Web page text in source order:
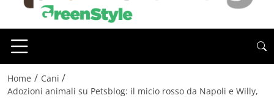
Home / Cani /
Adozioni animali su Petsblog: il micio rosso da Napoli e Willy,